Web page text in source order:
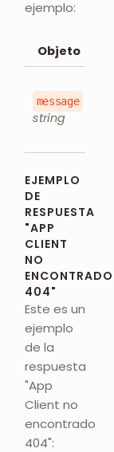
ejemplo:
Objeto
message
string
EJEMPLO
DE
RESPUESTA
"APP
CLIENT
NO
ENCONTRADO
404"
Este es un
ejemplo
de la
respuesta
"App
Client no
encontrado
404":